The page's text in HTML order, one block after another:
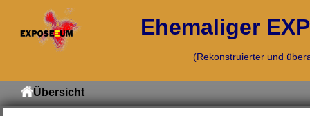
Ehemaliger
(Rekonstruierter und
Übersicht